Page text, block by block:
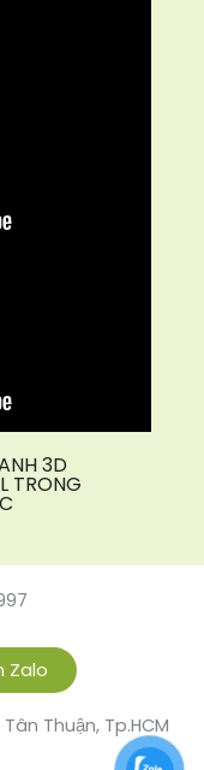
3D
TRONG
Zalo
Thuận, Tp.HCM